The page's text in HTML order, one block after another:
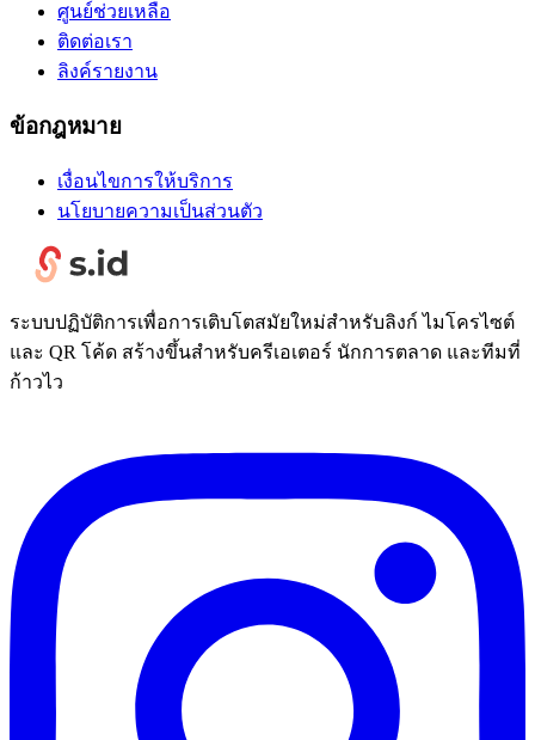
ศูนย์ช่วยเหลือ
ติดต่อเรา
ลิงค์รายงาน
ข้อกฎหมาย
เงื่อนไขการให้บริการ
นโยบายความเป็นส่วนตัว
ระบบปฏิบัติการเพื่อการเติบโตสมัยใหม่สำหรับลิงก์ ไมโครไซต์
และ QR โค้ด สร้างขึ้นสำหรับครีเอเตอร์ นักการตลาด และทีมที่
ก้าวไว